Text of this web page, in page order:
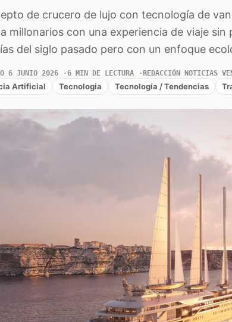
de crucero de lujo con tecnología de
millonarios con una experiencia de viaje sin
del siglo pasado pero con un enfoque
6 JUNIO 2026 6 MIN DE LECTURA REDACCIÓN NOTICIAS
Artificial Tecnologia Tecnología / Tendencias